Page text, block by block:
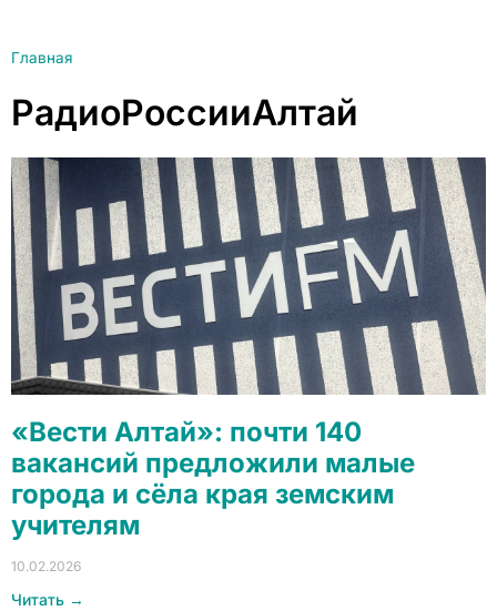
Главная
РадиоРоссииАлтай
«Вести Алтай»: почти 140
вакансий предложили малые
города и сёла края земским
учителям
10.02.2026
Читать →